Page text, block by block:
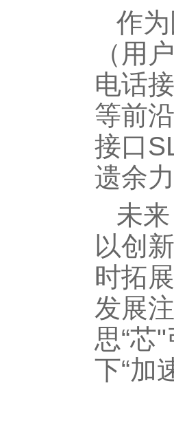
作
（用
电话
等前
接口
遗余
未
以创
时拓
发展
思“芯
下“加